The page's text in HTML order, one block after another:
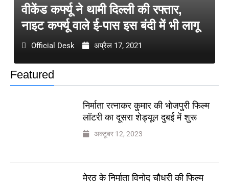
Featured
निर्माता रत्नाकर कुमार की भोजपुरी फिल्म
लॉटरी का दूसरा शेड्यूल दुबई में शुरू
अक्टूबर 12, 2023
मेरठ के निर्माता विनोद चौधरी की फिल्म
वीकेंड कर्फ्यू ने थामी दिल्ली की रफ्तार,
नाइट कर्फ्यू वाले ई-पास इस बंदी में भी लागू
Official Desk अप्रैल 17, 2021